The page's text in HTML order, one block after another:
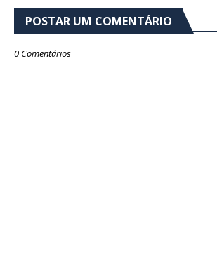
POSTAR UM COMENTÁRIO
0 Comentários